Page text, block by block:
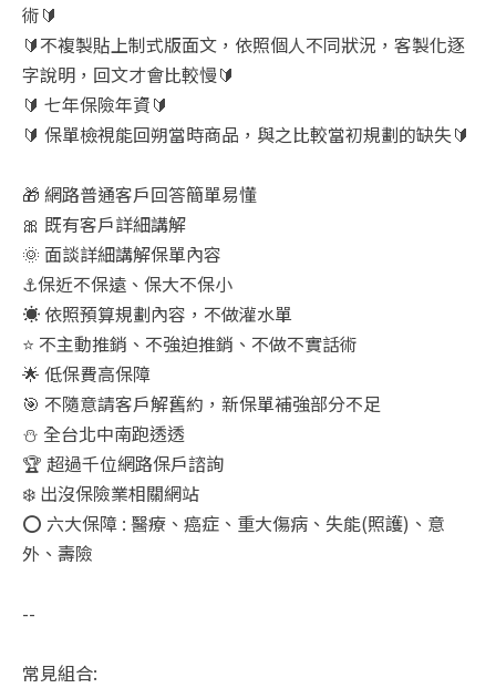
術🔰
🔰不複製貼上制式版面文，依照個人不同狀況，客製化逐
字說明，回文才會比較慢🔰
🔰 七年保險年資🔰
🔰 保單檢視能回朔當時商品，與之比較當初規劃的缺失🔰
🎁 網路普通客戶回答簡單易懂
🎀 既有客戶詳細講解
🌞 面談詳細講解保單內容
⚓保近不保遠、保大不保小
☀️ 依照預算規劃內容，不做灌水單
⭐ 不主動推銷、不強迫推銷、不做不實話術
🌟 低保費高保障
🎯 不隨意請客戶解舊約，新保單補強部分不足
⛄ 全台北中南跑透透
🏆 超過千位網路保戶諮詢
❄️ 出沒保險業相關網站
⭕ 六大保障 : 醫療、癌症、重大傷病、失能(照護)、意
外、壽險
--
常見組合: